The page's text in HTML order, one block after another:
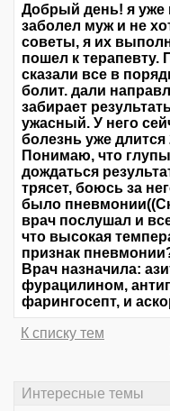
Добрый день! я уже
заболел муж и не
советы, я их
пошел к терапевту.
сказали все в
болит. дали
забирает
ужасный. У него
болезнь уже длится
Понимаю, что
дождаться
трясет, боюсь за
было
врач послушал и
что высокая
признак
Врач назначила:
фурацилином,
фарингосепт, и
К списку тем
Интересные темы